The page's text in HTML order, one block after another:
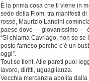
È la prima cosa che ti viene in
sede della Fiom, tra manifesti di
rosse, Maurizio Landini
paese dove — giovanissimo —
“Si chiama Cavriago, non so se
posto famoso perchè c’è un
oggi”.
Tout se tient. Alle pareti puoi
lavoro, diritti, uguaglianza.
Vecchia mercanzia abolita